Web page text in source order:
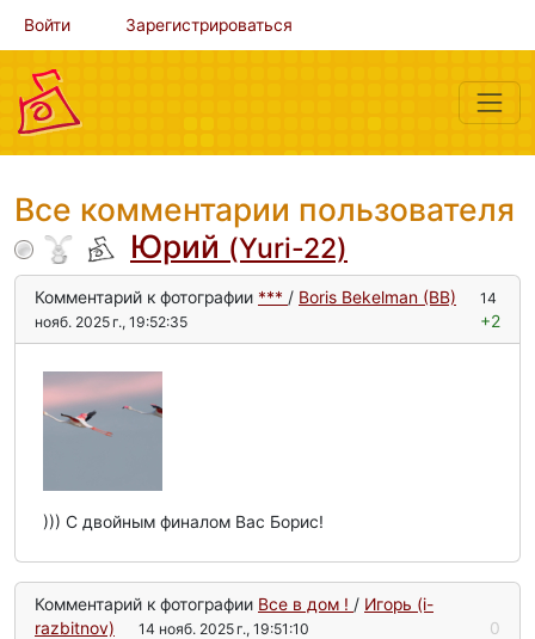
Войти Зарегистрироваться
Все комментарии пользователя
Юрий (Yuri-22)
Комментарий к фотографии *** / Boris Bekelman (BB)
14
нояб. 2025 г., 19:52:35
+2
))) С двойным финалом Вас Борис!
Комментарий к фотографии Все в дом ! / Игорь (i-
razbitnov)
14 нояб. 2025 г., 19:51:10 0